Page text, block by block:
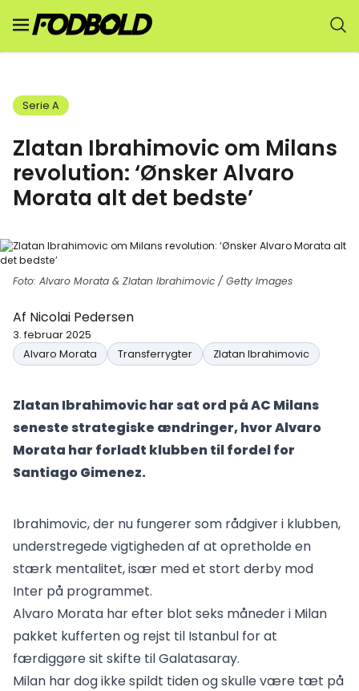
Serie A
Zlatan Ibrahimovic om Milans
revolution: ‘Ønsker Alvaro
Morata alt det bedste’
Foto: Alvaro Morata & Zlatan Ibrahimovic / Getty Images
Af Nicolai Pedersen
3. februar 2025
Alvaro Morata
Transferrygter Zlatan Ibrahimovic
Zlatan Ibrahimovic har sat ord på AC Milans
seneste strategiske ændringer, hvor Alvaro
Morata har forladt klubben til fordel for
Santiago Gimenez.
Ibrahimovic, der nu fungerer som rådgiver i klubben,
understregede vigtigheden af at opretholde en
stærk mentalitet, især med et stort derby mod
Inter på programmet.
Alvaro Morata har efter blot seks måneder i Milan
pakket kufferten og rejst til Istanbul for at
færdiggøre sit skifte til Galatasaray.
Milan har dog ikke spildt tiden og skulle være tæt på